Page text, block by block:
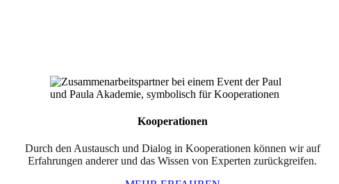
Kooperationen
Durch den Austausch und Dialog in Kooperationen können wir auf
Erfahrungen anderer und das Wissen von Experten zurückgreifen.